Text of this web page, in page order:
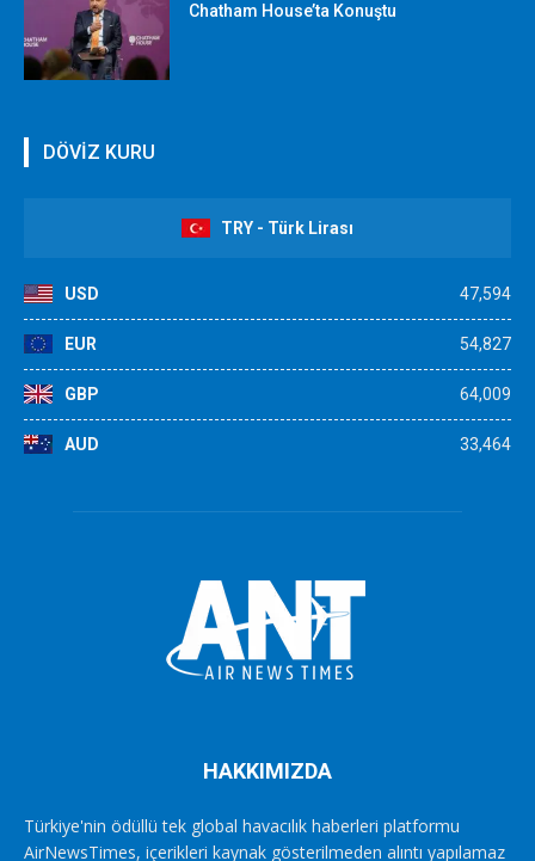
Chatham House’ta Konuştu
DÖVİZ KURU
TRY - Türk Lirası
USD 47,594
EUR 54,827
GBP 64,009
AUD 33,464
HAKKIMIZDA
Türkiye'nin ödüllü tek global havacılık haberleri platformu
AirNewsTimes, içerikleri kaynak gösterilmeden alıntı yapılamaz